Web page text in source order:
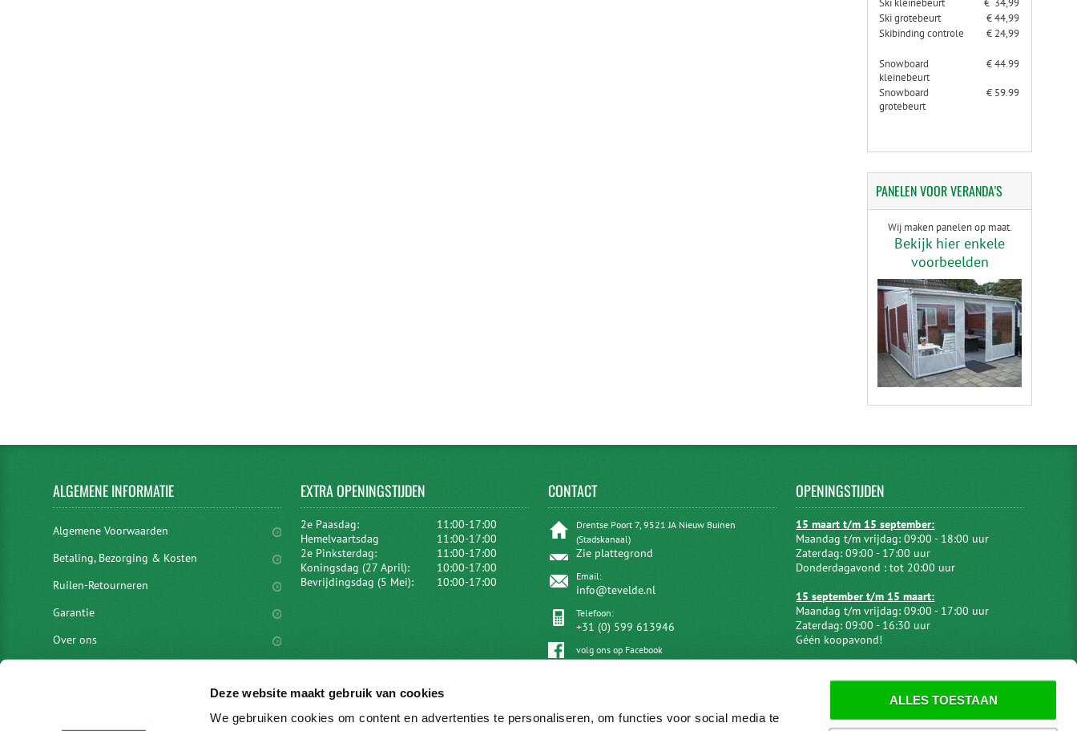
Deze website maakt gebruik van cookies
We gebruiken cookies om content en advertenties te personaliseren, om functies voor social media te
ALLES TOESTAAN
Ski kleinebeurt
€ 34,99
Ski grotebeurt
€ 44,99
Skibinding controle
€ 24,99
Snowboard
kleinebeurt
€ 44.99
Snowboard
grotebeurt
€ 59.99
PANELENVOOR VERANDA'S
Wij maken panelen op maat.
Bekijk hier enkele
voorbeelden
ALGEMENEINFORMATIE
Algemene Voorwaarden
Betaling, Bezorging & Kosten
Ruilen-Retourneren
Garantie
Over ons
EXTRAOPENINGSTIJDEN
2e Paasdag:
11:00-17:00
Hemelvaartsdag
11:00-17:00
2e Pinksterdag:
11:00-17:00
Koningsdag (27 April):
10:00-17:00
Bevrijdingsdag (5 Mei):
10:00-17:00
CONTACT
Drentse Poort 7, 9521 JA Nieuw Buinen
(Stadskanaal)
Zie plattegrond
Email:
info@tevelde.nl
Telefoon:
+31 (0) 599 613946
volg ons op Facebook
OPENINGSTIJDEN
15 maart t/m 15 september:
Maandag t/m vrijdag: 09:00 - 18:00 uur
Zaterdag: 09:00 - 17:00 uur
Donderdagavond : tot 20:00 uur
15 september t/m 15 maart:
Maandag t/m vrijdag: 09:00 - 17:00 uur
Zaterdag: 09:00 - 16:30 uur
Géén koopavond!